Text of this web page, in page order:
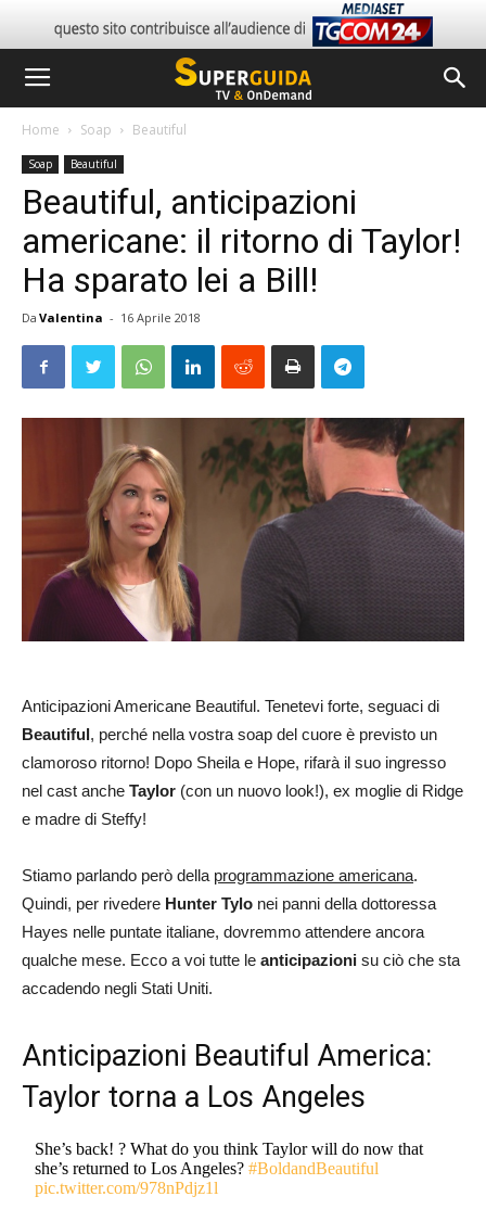
Home Soap Beautiful
Soap Beautiful
Beautiful, anticipazioni
americane: il ritorno di Taylor!
Ha sparato lei a Bill!
Da Valentina - 16 Aprile 2018
Anticipazioni Americane Beautiful. Tenetevi forte, seguaci di
Beautiful, perché nella vostra soap del cuore è previsto un
clamoroso ritorno! Dopo Sheila e Hope, rifarà il suo ingresso
nel cast anche Taylor (con un nuovo look!), ex moglie di Ridge
e madre di Steffy!
Stiamo parlando però della programmazione americana.
Quindi, per rivedere Hunter Tylo nei panni della dottoressa
Hayes nelle puntate italiane, dovremmo attendere ancora
qualche mese. Ecco a voi tutte le anticipazioni su ciò che sta
accadendo negli Stati Uniti.
Anticipazioni Beautiful America:
Taylor torna a Los Angeles
She’s back! ? What do you think Taylor will do now that
she’s returned to Los Angeles?#BoldandBeautiful
pic.twitter.com/978nPdjz1l